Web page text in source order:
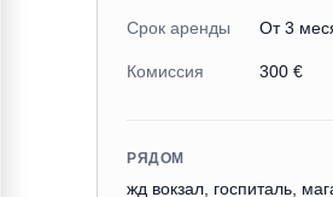
Срок аренды От 3
Комиссия 300 €
РЯДОМ
жд вокзал, госпиталь,